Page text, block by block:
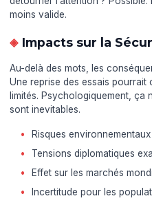
moins valide.
Impacts sur la
Au-delà des mots, les
Une reprise des essais pourrait
limités. Psychologiquement, ça
sont inevitables.
Risques
Tensions diplomatiques
Effet sur les marchés
Incertitude pour les